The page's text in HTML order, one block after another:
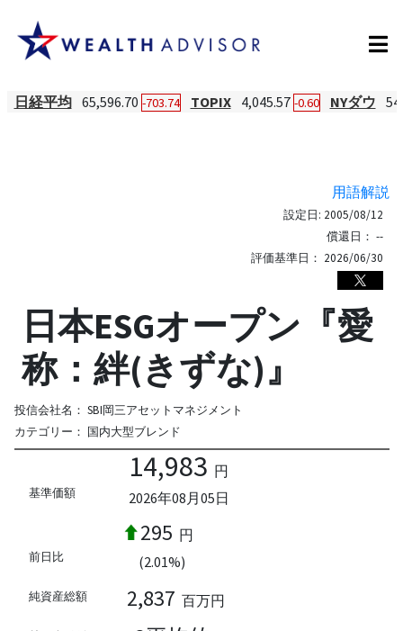
日経平均 65,596.70 -703.74 TOPIX 4,045.57 -0.60 NYダウ
用語解説
設定日: 2005/08/12
償還日： --
評価基準日： 2026/06/30
日本ESGオープン『愛
称：絆(きずな)』
投信会社名： SBI岡三アセットマネジメント
カテゴリー： 国内大型ブレンド
基準価額
14,983 円
2026年08月05日
前日比
295 円
(2.01%)
純資産総額 2,837 百万円